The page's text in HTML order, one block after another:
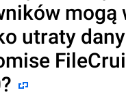
mogą
utraty